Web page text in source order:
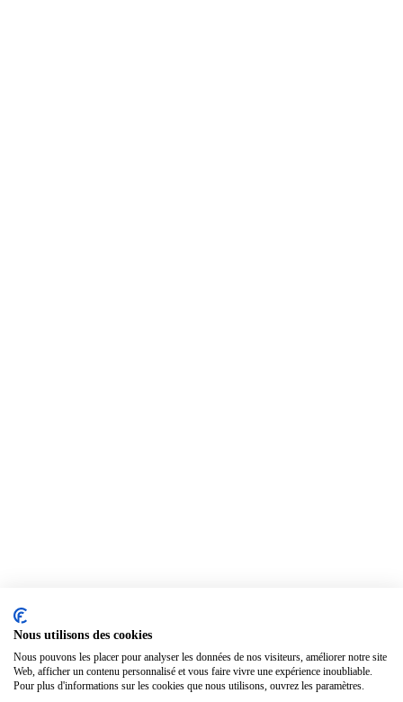
Nous utilisons des cookies
Nous pouvons les placer pour analyser les données de nos visiteurs, améliorer notre site
Web, afficher un contenu personnalisé et vous faire vivre une expérience inoubliable.
Pour plus d'informations sur les cookies que nous utilisons, ouvrez les paramètres.